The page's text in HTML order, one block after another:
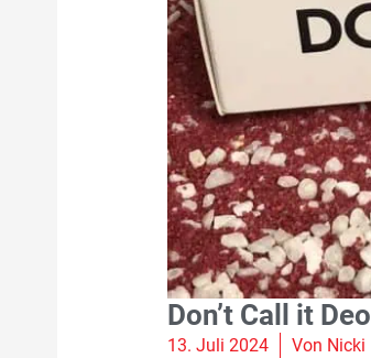
Don’t Call it Deo
13. Juli 2024 Von Nicki